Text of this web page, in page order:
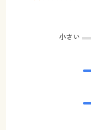
小さい